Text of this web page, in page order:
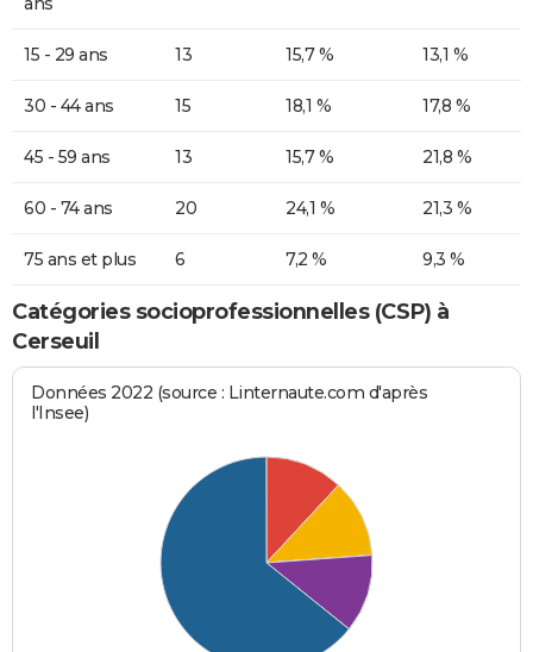
15 - 29 ans 13 15,7 % 13,1 %
30 - 44 ans 15 18,1 % 17,8 %
45 - 59 ans 13 15,7 % 21,8 %
60 - 74 ans 20 24,1 % 21,3 %
75 ans et plus 6 7,2 % 9,3 %
Catégories socioprofessionnelles (CSP) à
Cerseuil
Données 2022 (source : Linternaute.com d'après
l'Insee)